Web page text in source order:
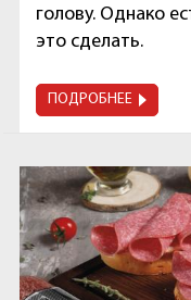
голову. Однако
это сделать.
ПОДРОБНЕЕ